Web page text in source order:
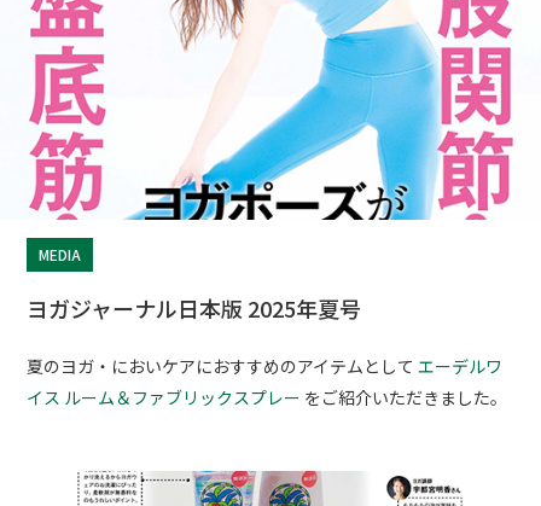
MEDIA
ヨガジャーナル日本版 2025年夏号
夏のヨガ・においケアにおすすめのアイテムとしてエーデルワ
イス ルーム＆ファブリックスプレー をご紹介いただきました。